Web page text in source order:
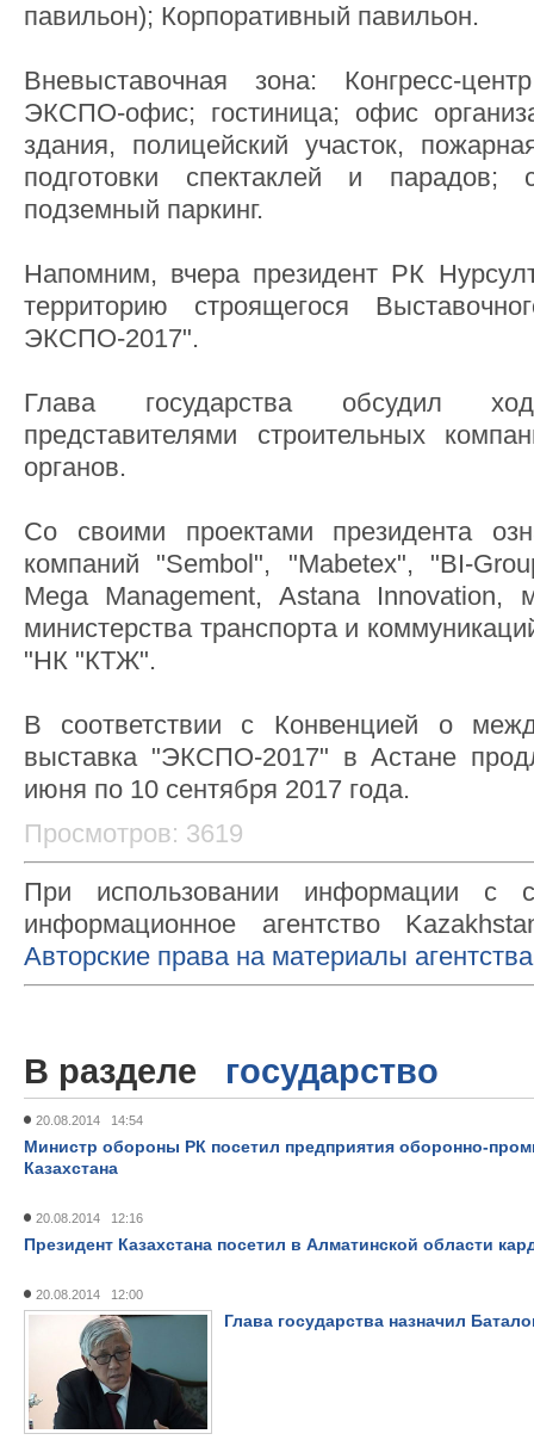
павильон); Корпоративный павильон.
Вневыставочная зона: Конгресс-
ЭКСПО-офис; гостиница; офис
здания, полицейский участок,
подготовки спектаклей и парадов;
подземный паркинг.
Напомним, вчера президент РК
территорию строящегося
ЭКСПО-2017".
Глава государства обсудил
представителями строительных
органов.
Со своими проектами президента
компаний "Sembol", "Mabetex", "BI-
Mega Management, Astana Innovation,
министерства транспорта и
"НК "КТЖ".
В соответствии с Конвенцией о
выставка "ЭКСПО-2017" в Астане
июня по 10 сентября 2017 года.
Просмотров: 3619
При использовании информации с
информационное агентство
Авторские права на материалы
В разделе государство
20.08.2014 14:54
Министр обороны РК посетил предприятия оборонно-
Казахстана
20.08.2014 12:16
Президент Казахстана посетил в Алматинской области
20.08.2014 12:00
Глава государства назначил